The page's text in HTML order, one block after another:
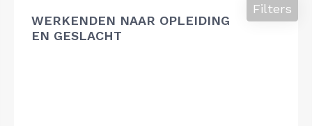
WERKENDEN NAAR OPLEIDING
EN GESLACHT
Filters